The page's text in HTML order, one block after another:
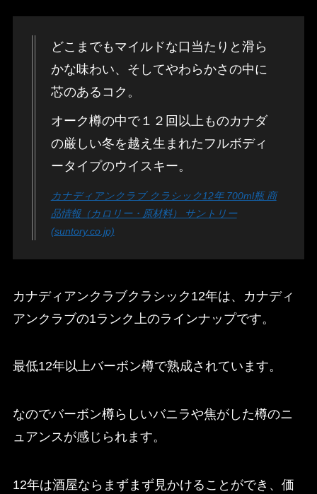
どこまでもマイルドな口当たりと滑ら
かな味わい、そしてやわらかさの中に
芯のあるコク。
オーク樽の中で１２回以上ものカナダ
の厳しい冬を越え生まれたフルボディ
ータイプのウイスキー。
カナディアンクラブ クラシック12年 700ml瓶 商
品情報（カロリー・原材料） サントリー
(suntory.co.jp)
カナディアンクラブクラシック12年は、カナディ
アンクラブの1ランク上のラインナップです。
最低12年以上バーボン樽で熟成されています。
なのでバーボン樽らしいバニラや焦がした樽のニ
ュアンスが感じられます。
12年は酒屋ならまずまず見かけることができ、価